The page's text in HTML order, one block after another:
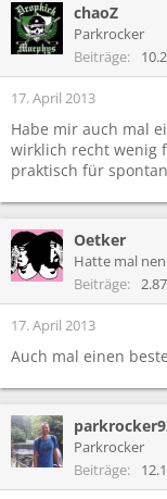
chaoZ
Parkrocker
Beiträge
17. April 2013
Habe mir auch mal
wirklich recht wenig
praktisch für
Oetker
Hatte mal
Beiträge
17. April 2013
Auch mal einen
Parkrocker
Beiträge